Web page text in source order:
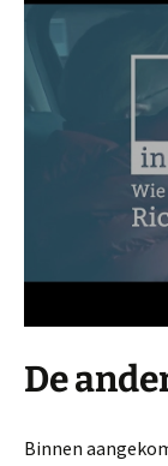
De
Binnen